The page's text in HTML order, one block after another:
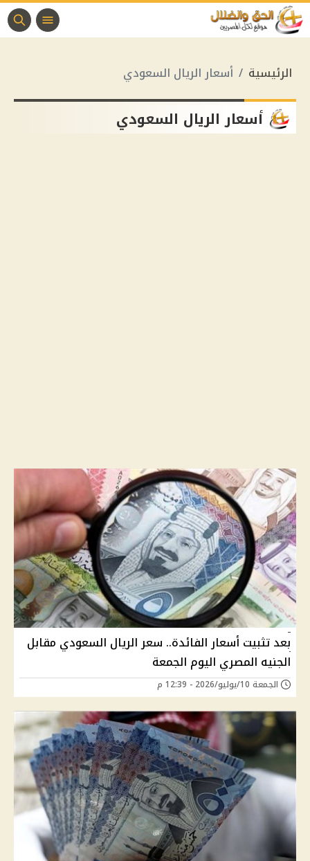
الرئيسية أسعار الريال السعودي
أسعار الريال السعودي
بعد تثبيت أسعار الفائدة.. سعر الريال السعودي مقابل
الجنيه المصري اليوم الجمعة
الجمعة 10/يوليو/2026 - 12:39 م